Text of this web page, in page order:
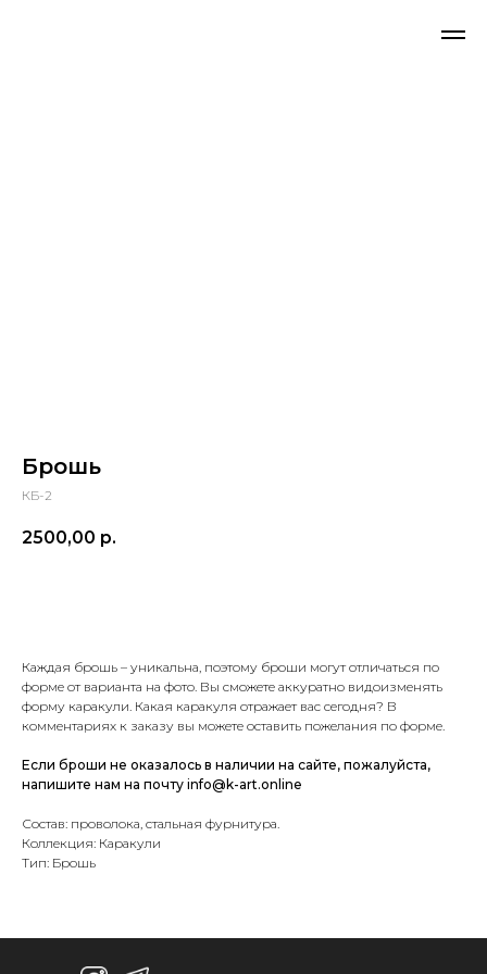
Брошь
КБ-2
2500,00 р.
Каждая брошь – уникальна, поэтому броши могут отличаться по
форме от варианта на фото. Вы сможете аккуратно видоизменять
форму каракули. Какая каракуля отражает вас сегодня? В
комментариях к заказу вы можете оставить пожелания по форме.
Если броши не оказалось в наличии на сайте, пожалуйста,
напишите нам на почту info@k-art.online
Состав: проволока, стальная фурнитура.
Коллекция: Каракули
Тип: Брошь